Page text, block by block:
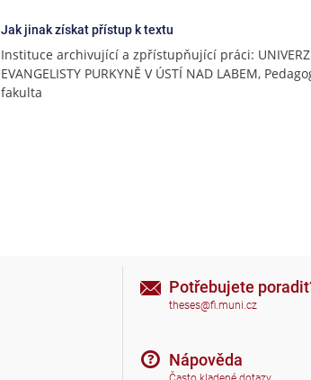
Jak jinak získat přístup k textu
Instituce archivující a zpřístupňující práci:
EVANGELISTY PURKYNĚ V ÚSTÍ NAD LABEM,
fakulta
Potřebujete
theses@fi.muni.cz
Nápověda